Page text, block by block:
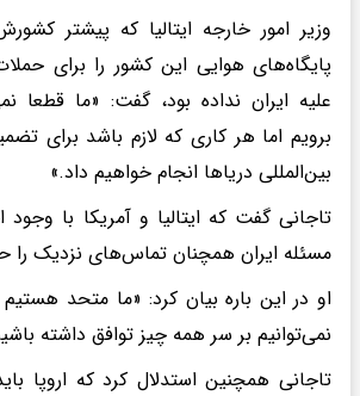
وزیر امور خارجه ایتالیا که پیشتر
پایگاه‌های هوایی این کشور را برای
علیه ایران نداده بود، گفت: «ما قطعا
برویم اما هر کاری که لازم باشد برای
بین‌المللی دریاها انجام خواهیم داد.»
تاجانی گفت که ایتالیا و آمریکا با وجود
مسئله ایران همچنان تماس‌های نزدیک را
او در این باره بیان کرد: «ما متحد
نمی‌توانیم بر سر همه چیز توافق داشته
تاجانی همچنین استدلال کرد که اروپا